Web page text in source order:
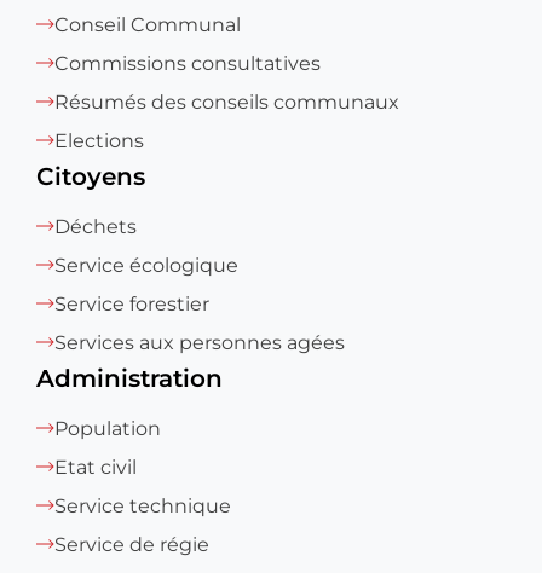
Conseil Communal
Commissions consultatives
Résumés des conseils communaux
Elections
Citoyens
Déchets
Service écologique
Service forestier
Services aux personnes agées
Administration
Population
Etat civil
Service technique
Service de régie